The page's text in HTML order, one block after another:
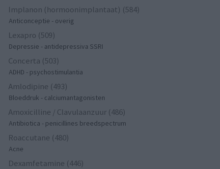
Implanon (hormoonimplantaat) (584)
Anticonceptie - overig
Lexapro (509)
Depressie - antidepressiva SSRI
Concerta (503)
ADHD - psychostimulantia
Amlodipine (493)
Bloeddruk - calciumantagonisten
Amoxicilline / Clavulaanzuur (486)
Antibiotica - penicillines breedspectrum
Roaccutane (480)
Acne
Dexamfetamine (446)